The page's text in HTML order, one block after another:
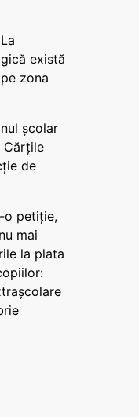
există
zona
școlar
Cărțile
de
o petiție,
mai
la plata